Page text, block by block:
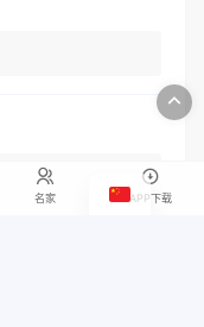
名家 APP下载